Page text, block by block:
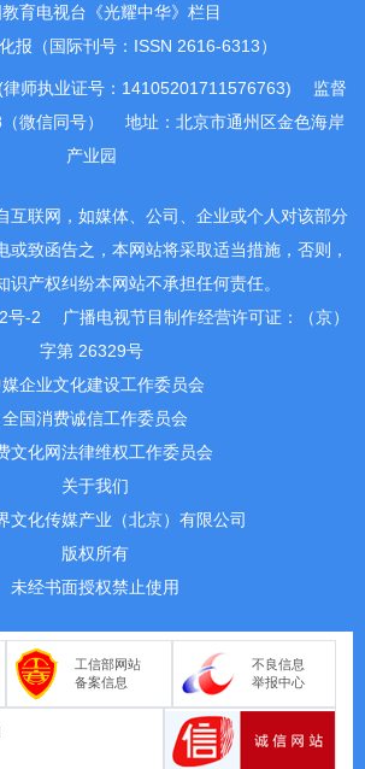
育电视台《光耀中华》栏目
报（国际刊号：ISSN 2616-6313）
师执业证号：14105201711576763)
监督
微信同号）
地址：北京市通州区金色海岸
产业园
互联网，如媒体、公司、企业或个人对该部分
或致函告之，本网站将采取适当措施，否则，
识产权纠纷本网站不承担任何责任。
号-2
广播电视节目制作经营许可证：（京）
字第 26329号
企业文化建设工作委员会
全国消费诚信工作委员会
文化网法律维权工作委员会
关于我们
文化传媒产业（北京）有限公司
版权所有
未经书面授权禁止使用
工信部网站
备案信息
不良信息
举报中心